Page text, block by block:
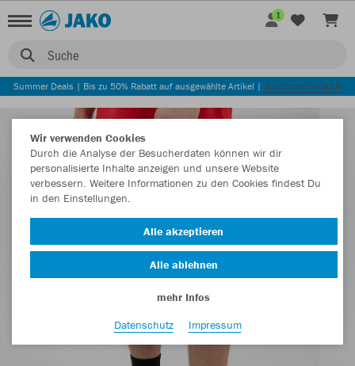
Suche
1
Summer Deals | Bis zu 50% Rabatt auf ausgewählte Artikel | JETZT ENTDECKEN
Wir verwenden Cookies
Durch die Analyse der Besucherdaten können wir dir
personalisierte Inhalte anzeigen und unsere Website
verbessern. Weitere Informationen zu den Cookies findest Du
in den Einstellungen.
Alle akzeptieren
Alle ablehnen
mehr Infos
Datenschutz
Impressum